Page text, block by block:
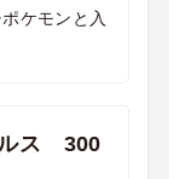
ケモンと入
ス 300